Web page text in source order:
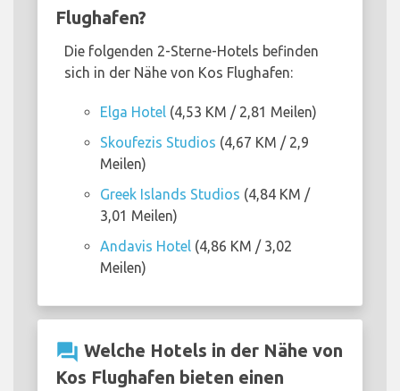
Flughafen?
Die folgenden 2-Sterne-Hotels befinden
sich in der Nähe von Kos Flughafen:
Elga Hotel (4,53 KM / 2,81 Meilen)
Skoufezis Studios (4,67 KM / 2,9
Meilen)
Greek Islands Studios (4,84 KM /
3,01 Meilen)
Andavis Hotel (4,86 KM / 3,02
Meilen)
question_answer Welche Hotels in der Nähe von
Kos Flughafen bieten einen